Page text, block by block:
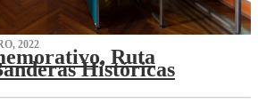
2022
Ruta
Históricas